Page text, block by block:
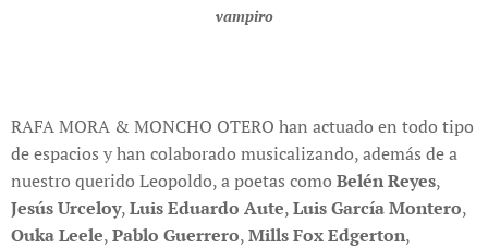
vampiro
RAFA MORA & MONCHO OTERO han actuado en todo tipo
de espacios y han colaborado musicalizando, además de a
nuestro querido Leopoldo, a poetas como Belén Reyes,
Jesús Urceloy,Luis Eduardo Aute,Luis García Montero,
Ouka Leele,Pablo Guerrero,Mills Fox Edgerton,